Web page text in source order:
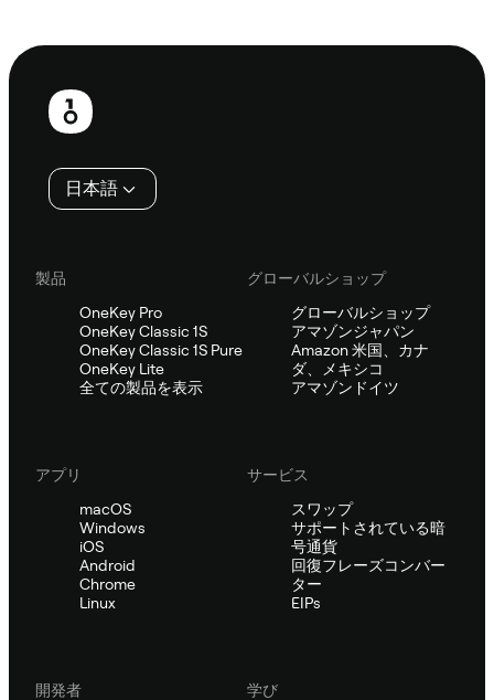
フ
日本語
製品
OneKey Pro
OneKey Classic 1S
OneKey Classic 1S Pure
OneKey Lite
全ての製品を表示
グローバルショップ
グローバルショップ
アマゾンジャパン
Amazon 米国、カナ
ダ、メキシコ
アマゾンドイツ
アプリ
macOS
Windows
iOS
Android
Chrome
Linux
サービス
スワップ
サポートされている暗
号通貨
回復フレーズコンバー
ター
EIPs
開発者
学び